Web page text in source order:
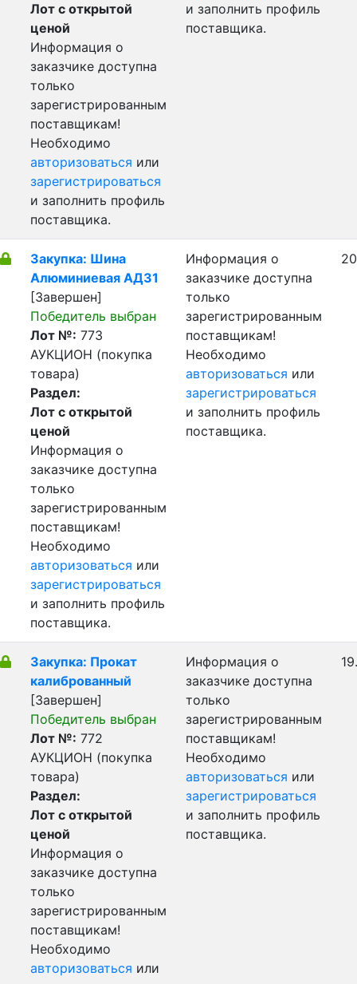
Лот с открытой
ценой
Информация о
заказчике доступна
только
зарегистрированным
поставщикам!
Необходимо
авторизоваться или
зарегистрироваться
и заполнить профиль
поставщика.
и заполнить профиль
поставщика.
Закупка: Шина
Алюминиевая АД31
[Завершен]
Победитель выбран
Лот №: 773
АУКЦИОН (покупка
товара)
Раздел:
Лот с открытой
ценой
Информация о
заказчике доступна
только
зарегистрированным
поставщикам!
Необходимо
авторизоваться или
зарегистрироваться
и заполнить профиль
поставщика.
Информация о
заказчике доступна
только
зарегистрированным
поставщикам!
Необходимо
авторизоваться или
зарегистрироваться
и заполнить профиль
поставщика.
Закупка: Прокат
калиброванный
[Завершен]
Победитель выбран
Лот №: 772
АУКЦИОН (покупка
товара)
Раздел:
Лот с открытой
ценой
Информация о
заказчике доступна
только
зарегистрированным
поставщикам!
Необходимо
авторизоваться или
Информация о
заказчике доступна
только
зарегистрированным
поставщикам!
Необходимо
авторизоваться или
зарегистрироваться
и заполнить профиль
поставщика.